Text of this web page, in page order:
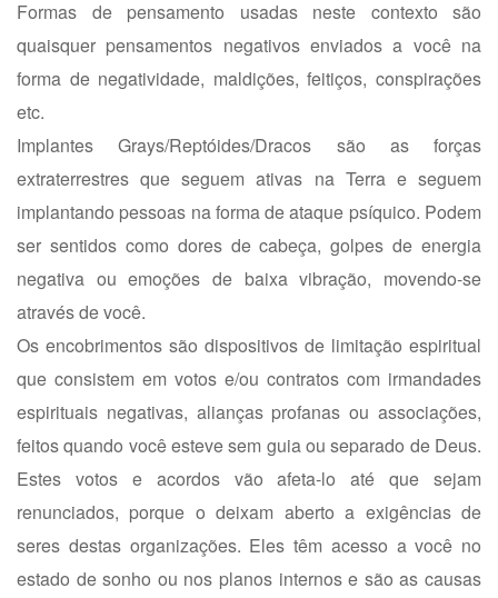
Formas de pensamento usadas neste contexto são
quaisquer pensamentos negativos enviados a você na
forma de negatividade, maldições, feitiços, conspirações
etc.
Implantes Grays/Reptóides/Dracos são as forças
extraterrestres que seguem ativas na Terra e seguem
implantando pessoas na forma de ataque psíquico. Podem
ser sentidos como dores de cabeça, golpes de energia
negativa ou emoções de baixa vibração, movendo-se
através de você.
Os encobrimentos são dispositivos de limitação espiritual
que consistem em votos e/ou contratos com irmandades
espirituais negativas, alianças profanas ou associações,
feitos quando você esteve sem guia ou separado de Deus.
Estes votos e acordos vão afeta-lo até que sejam
renunciados, porque o deixam aberto a exigências de
seres destas organizações. Eles têm acesso a você no
estado de sonho ou nos planos internos e são as causas